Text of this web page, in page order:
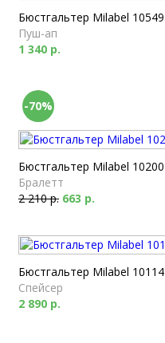
Бюстгальтер Milabel 10549
Пуш-ап
1 340 р.
-70%
Бюстгальтер Milabel 10200
Бралетт
2 210 р. 663 р.
Бюстгальтер Milabel 10114
Спейсер
2 890 р.